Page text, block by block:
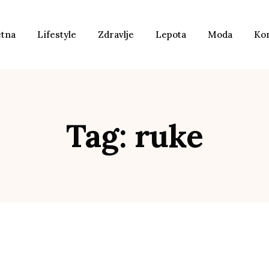
Lifestyle Zdravlje Lepota Moda
Tag: ruke